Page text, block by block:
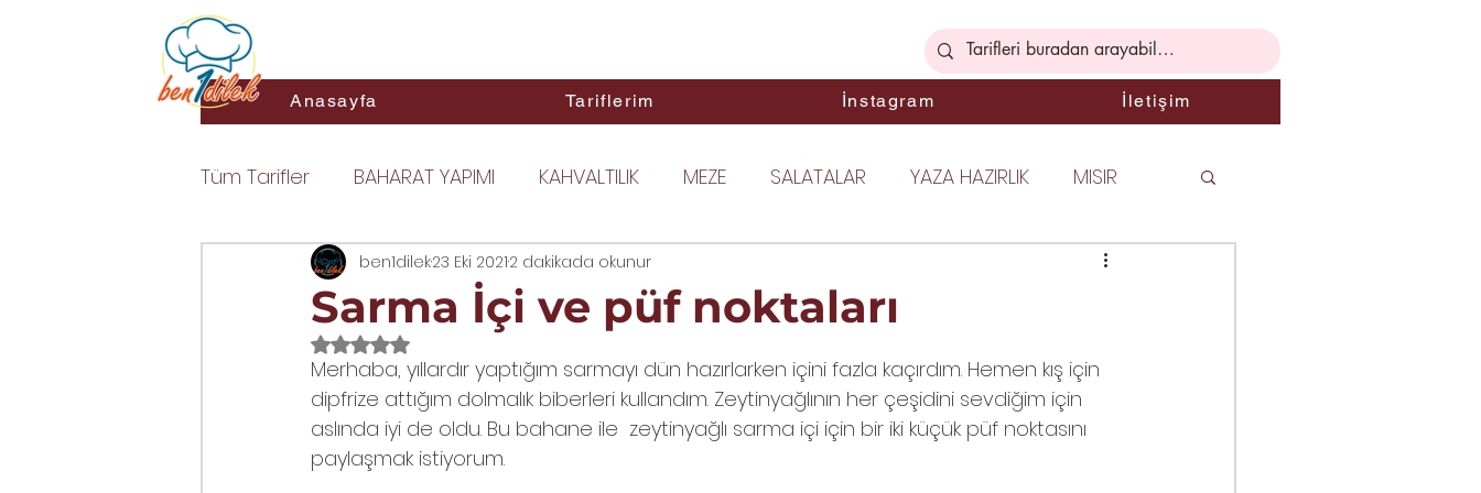
Anasayfa Tariflerim İnstagram İletişim
Tüm Tarifler BAHARAT YAPIMI KAHVALTILIK MEZE SALATALAR YAZA HAZIRLIK MISIR
SOSLAR YARDIMCI LEZZETLER
MAKARNA KIZARTMALAR
ZEYTİN YAĞLI YEMEKLER KURABİYELER HAMUR İŞLERİ KIŞA HAZIRLIK PRATİK BİLGİLER
Sarma İçi ve püf noktaları
ben1dilek23 Eki 20212 dakikada okunur
5 üzerinden NaN yıldız
Merhaba, yıllardır yaptığım sarmayı dün hazırlarken içini fazla kaçırdım. Hemen kış için
dipfrize attığım dolmalık biberleri kullandım. Zeytinyağlının her çeşidini sevdiğim için
aslında iyi de oldu. Bu bahane ile  zeytinyağlı sarma içi için bir iki küçük püf noktasını
paylaşmak istiyorum.